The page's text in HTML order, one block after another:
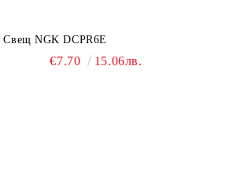
Свещ NGK DCPR6E
€7.70 15.06лв.